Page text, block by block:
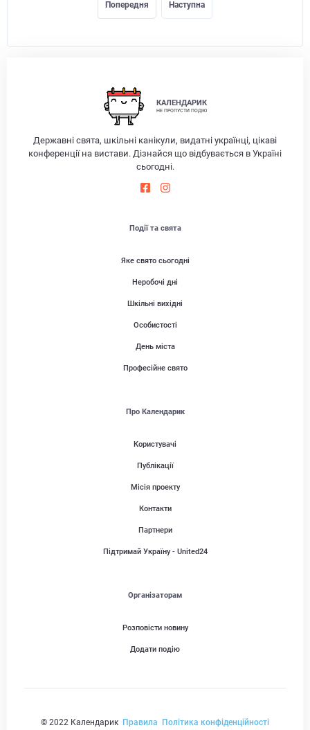
Попередня Наступна
КАЛЕНДАРИК
НЕ ПРОПУСТИ ПОДІЮ
Державні свята, шкільні канікули, видатні українці, цікаві
конференції на вистави. Дізнайся що відбувається в Україні
сьогодні.
Події та свята
Яке свято сьогодні
Неробочі дні
Шкільні вихідні
Особистості
День міста
Професійне свято
Про Календарик
Користувачі
Публікації
Місія проекту
Контакти
Партнери
Підтримай Україну - United24
Організаторам
Розповісти новину
Додати подію
© 2022 Календарик Правила Політика конфіденційності